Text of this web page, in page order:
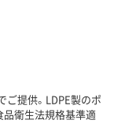
ご提供。LDPE製のポ
品衛生法規格基準適